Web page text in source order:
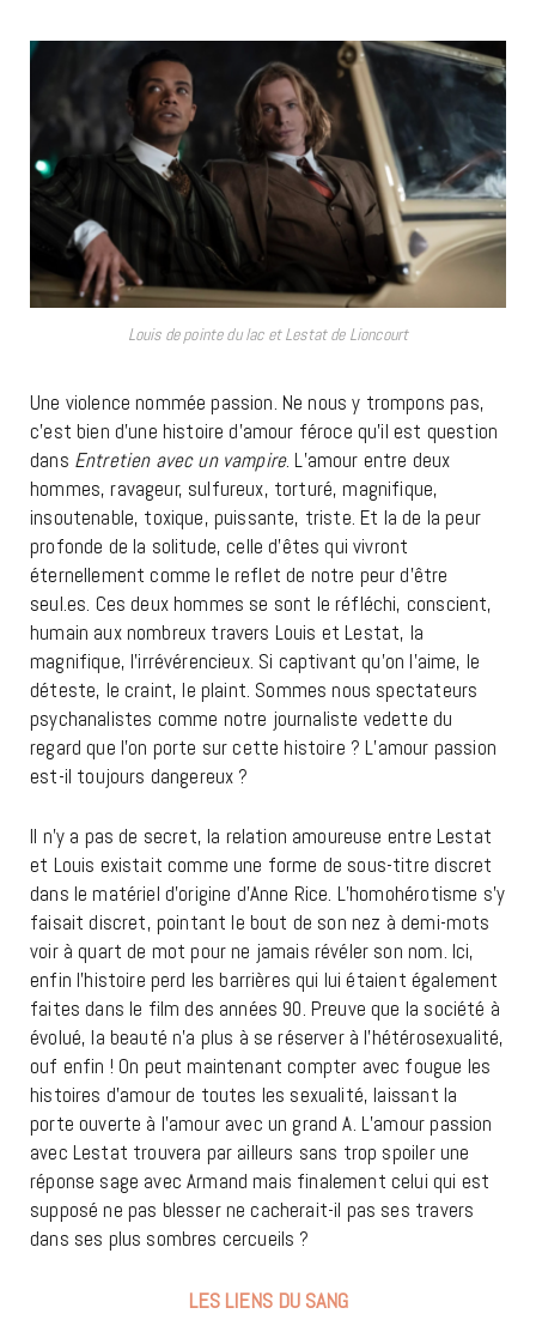
Louis de pointe du lac et Lestat de Lioncourt
Une violence nommée passion. Ne nous y trompons pas,
c’est bien d’une histoire d’amour féroce qu’il est question
dans Entretien avec un vampire. L’amour entre deux
hommes, ravageur, sulfureux, torturé, magnifique,
insoutenable, toxique, puissante, triste. Et la de la peur
profonde de la solitude, celle d’êtes qui vivront
éternellement comme le reflet de notre peur d’être
seul.es. Ces deux hommes se sont le réfléchi, conscient,
humain aux nombreux travers Louis et Lestat, la
magnifique, l’irrévérencieux. Si captivant qu’on l’aime, le
déteste, le craint, le plaint. Sommes nous spectateurs
psychanalistes comme notre journaliste vedette du
regard que l’on porte sur cette histoire ? L’amour passion
est-il toujours dangereux ?
Il n’y a pas de secret, la relation amoureuse entre Lestat
et Louis existait comme une forme de sous-titre discret
dans le matériel d’origine d’Anne Rice. L’homohérotisme s’y
faisait discret, pointant le bout de son nez à demi-mots
voir à quart de mot pour ne jamais révéler son nom. Ici,
enfin l’histoire perd les barrières qui lui étaient également
faites dans le film des années 90. Preuve que la société à
évolué, la beauté n’a plus à se réserver à l’hétérosexualité,
ouf enfin ! On peut maintenant compter avec fougue les
histoires d’amour de toutes les sexualité, laissant la
porte ouverte à l’amour avec un grand A. L’amour passion
avec Lestat trouvera par ailleurs sans trop spoiler une
réponse sage avec Armand mais finalement celui qui est
supposé ne pas blesser ne cacherait-il pas ses travers
dans ses plus sombres cercueils ?
LES LIENS DU SANG